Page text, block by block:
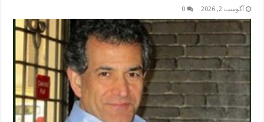
آگوست 2, 2026 0